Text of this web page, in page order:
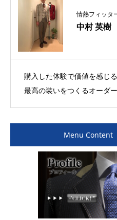
情熱フィッタ
中村 英樹
購入した体験で価値を感じ
最高の装いをつくるオーダ
Menu Content